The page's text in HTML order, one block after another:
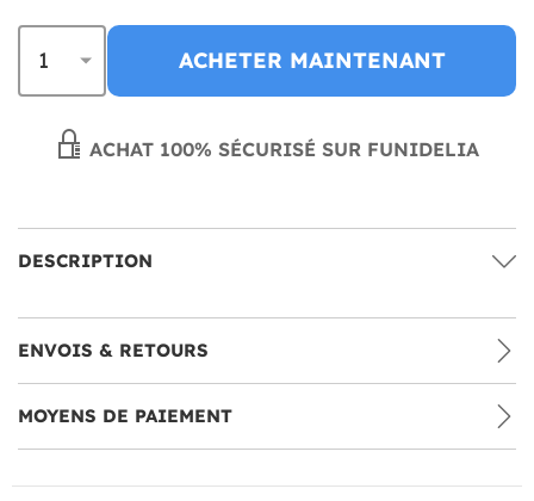
ACHETER MAINTENANT
ACHAT 100% SÉCURISÉ SUR FUNIDELIA
DESCRIPTION
ENVOIS & RETOURS
MOYENS DE PAIEMENT